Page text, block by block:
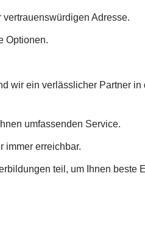
Adresse.
Optionen.
wir ein verlässlicher Partner in
umfassenden Service.
immer erreichbar.
teil, um Ihnen beste